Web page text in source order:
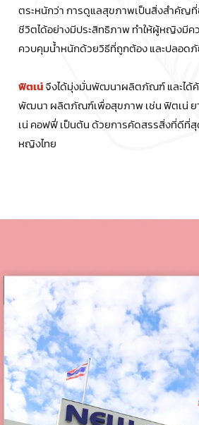
ตระหนักว่า การดูแลสุขภาพเป็นสิ่งสำคัญ
ชีวิตได้อย่างมีประสิทธิภาพ ทำให้ผู้หญิงมีค
ควบคุมน้ำหนักด้วยวิธีที่ถูกต้อง และปลอด
ฟิตเน่จึงได้มุ่งมั่นพัฒนาผลิตภัณฑ์ และได้ค้
พัฒนา ผลิตภัณฑ์เพื่อสุขภาพ เช่น ฟิตเน่ ย
เน่ คอฟฟี่ เป็นต้น ด้วยการคัดสรรสิ่งที่ดีที่
หญิงไทย